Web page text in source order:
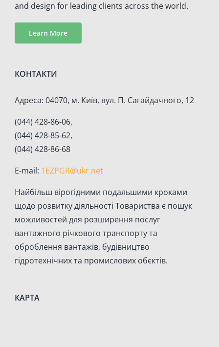
and design for leading clients across the world.
Learn More
КОНТАКТИ
Адреса: 04070, м. Київ, вул. П. Сагайдачного, 12
(044) 428-86-06,
(044) 428-85-62,
(044) 428-86-68
E-mail: 1EZPGR@ukr.net
Найбiльш вiрогiдними подальшими кроками
щодо розвитку дiяльностi Товариства є пошук
можливостей для розширення послуг
вантажного рiчкового транспорту та
оброблення вантажiв, будівництво
гідротехнічних та промислових обєктів.
КАРТА